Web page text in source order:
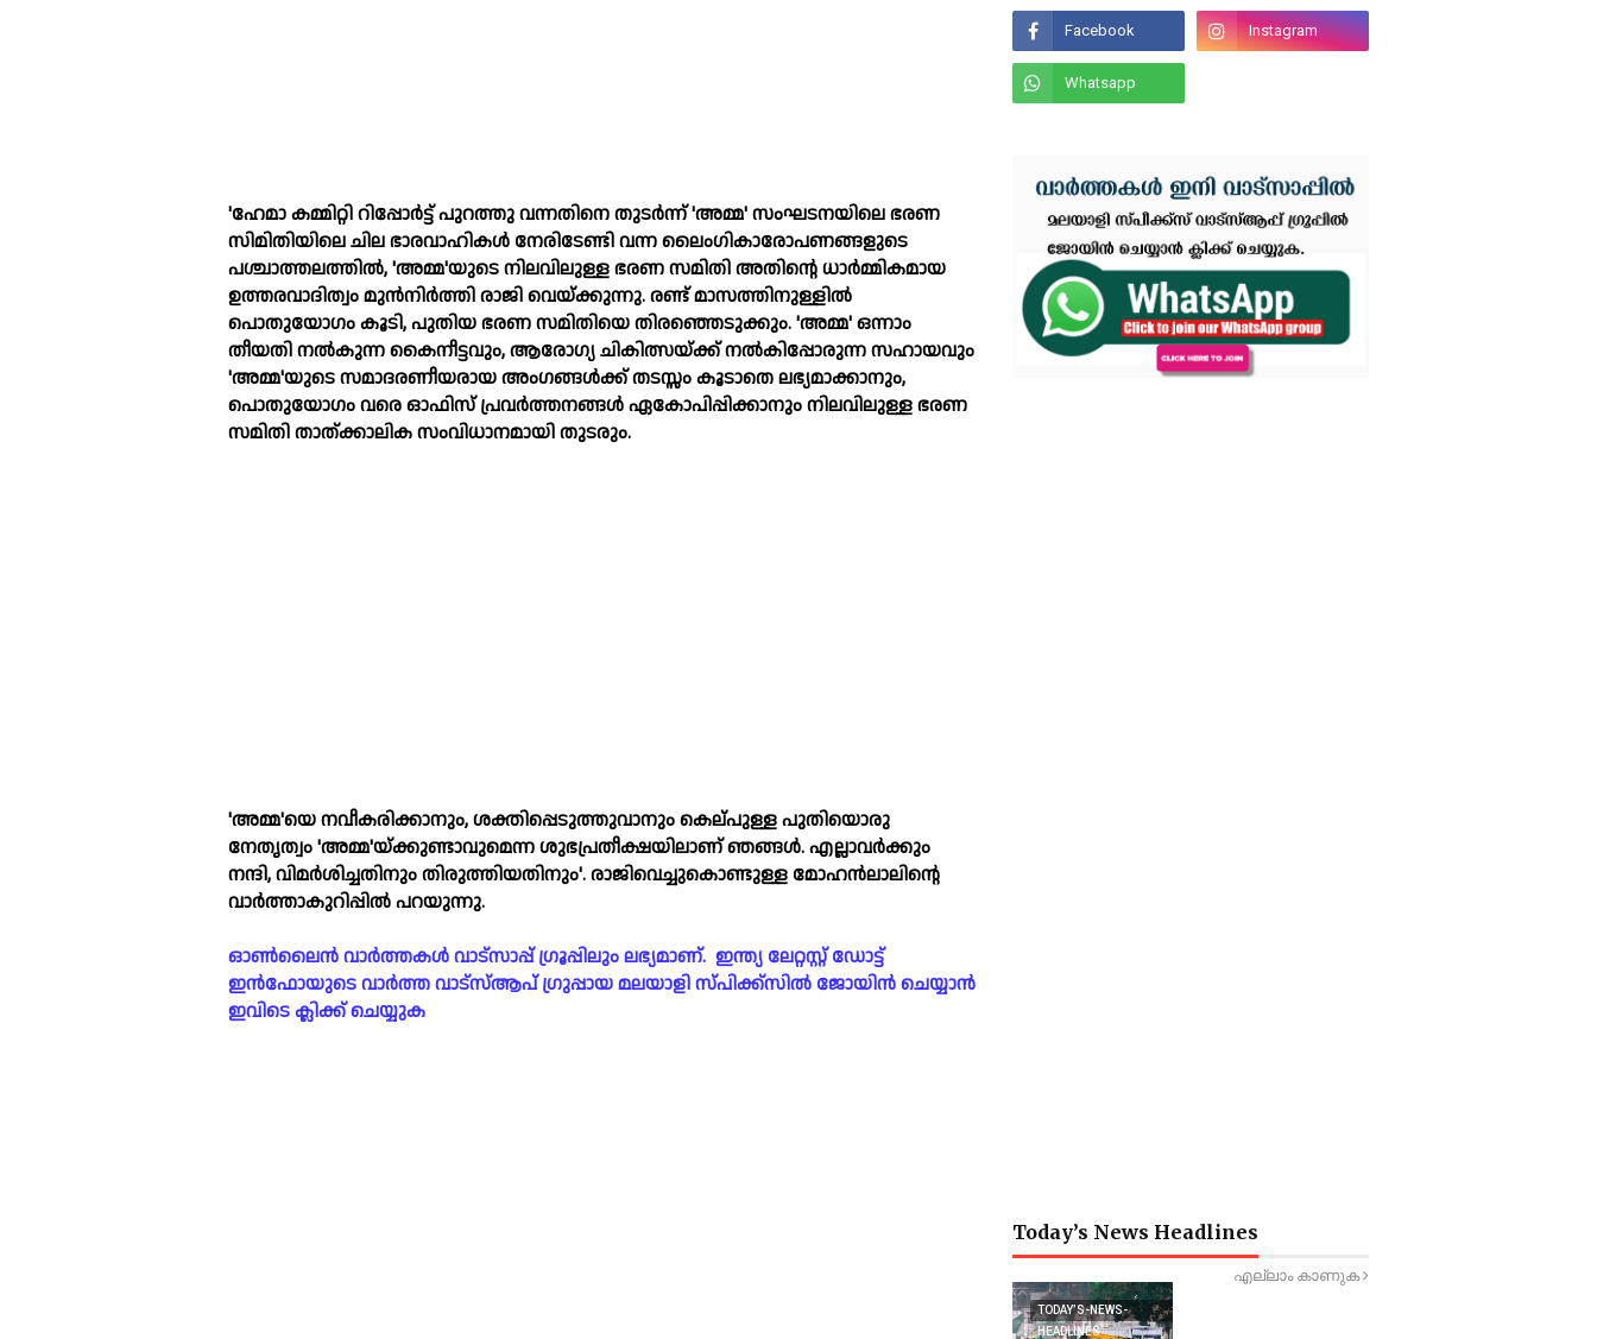
'ഹേമാ കമ്മിറ്റി റിപ്പോർട്ട് പുറത്തു വന്നതിനെ തുടർന്ന് 'അമ്മ' സംഘടനയിലെ ഭരണ
സിമിതിയിലെ ചില ഭാരവാഹികള്‍ നേരിടേണ്ടി വന്ന ലൈംഗികാരോപണങ്ങളുടെ
പശ്ചാത്തലത്തില്‍, 'അമ്മ'യുടെ നിലവിലുള്ള ഭരണ സമിതി അതിന്റെ ധാർമ്മികമായ
ഉത്തരവാദിത്വം മുൻനിർത്തി രാജി വെയ്ക്കുന്നു. രണ്ട് മാസത്തിനുള്ളില്‍
പൊതുയോഗം കൂടി, പുതിയ ഭരണ സമിതിയെ തിരഞ്ഞെടുക്കും. 'അമ്മ' ഒന്നാം
തീയതി നല്‍കുന്ന കൈനീട്ടവും, ആരോഗ്യ ചികിത്സയ്ക്ക് നല്‍കിപ്പോരുന്ന സഹായവും
'അമ്മ'യുടെ സമാദരണീയരായ അംഗങ്ങള്‍ക്ക് തടസ്സം കൂടാതെ ലഭ്യമാക്കാനും,
പൊതുയോഗം വരെ ഓഫിസ് പ്രവർത്തനങ്ങള്‍ ഏകോപിപ്പിക്കാനും നിലവിലുള്ള ഭരണ
സമിതി താത്ക്കാലിക സംവിധാനമായി തുടരും.
'അമ്മ'യെ നവീകരിക്കാനും, ശക്തിപ്പെടുത്തുവാനും കെല്പുള്ള പുതിയൊരു
നേതൃത്വം 'അമ്മ'യ്ക്കുണ്ടാവുമെന്ന ശുഭപ്രതീക്ഷയിലാണ് ഞങ്ങള്‍. എല്ലാവർക്കും
നന്ദി, വിമർശിച്ചതിനും തിരുത്തിയതിനും'. രാജിവെച്ചുകൊണ്ടുള്ള മോഹൻലാലിന്റെ
വാർത്താകുറിപ്പില്‍ പറയുന്നു.
ഓൺലൈൻ വാർത്തകൾ വാട്സാപ്പ് ഗ്രൂപ്പിലും ലഭ്യമാണ്. ഇന്ത്യ ലേറ്റസ്റ്റ് ഡോട്ട്
ഇൻഫോയുടെ വാർത്ത വാട്സ്ആപ് ഗ്രുപ്പായ മലയാളി സ്പിക്ക്സിൽ ജോയിൻ ചെയ്യാൻ
ഇവിടെ ക്ലിക്ക് ചെയ്യുക
Today’s News Headlines
എല്ലാം കാണുക
TODAY’S-NEWS-
HEADLINES